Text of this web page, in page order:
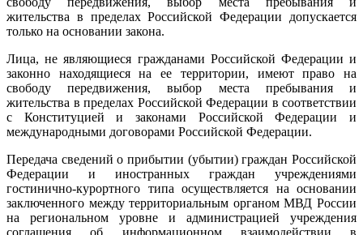
жительства в пределах Российской Федерации допускается
только на основании закона.
Лица, не являющиеся гражданами Российской Федерации и
законно находящиеся на ее территории, имеют право на
свободу передвижения, выбор места пребывания и
жительства в пределах Российской Федерации в соответствии
с Конституцией и законами Российской Федерации и
международными договорами Российской Федерации.
Передача сведений о прибытии (убытии) граждан Российской
Федерации и иностранных граждан учреждениями
гостинично-курортного типа осуществляется на основании
заключенного между территориальным органом МВД России
на региональном уровне и администрацией учреждения
соглашения об информационном взаимодействии в